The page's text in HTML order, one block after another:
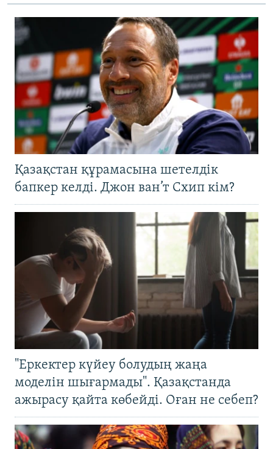
Қазақстан құрамасына шетелдік
бапкер келді. Джон ван’т Схип кім?
"Еркектер күйеу болудың жаңа
моделін шығармады". Қазақстанда
ажырасу қайта көбейді. Оған не себеп?